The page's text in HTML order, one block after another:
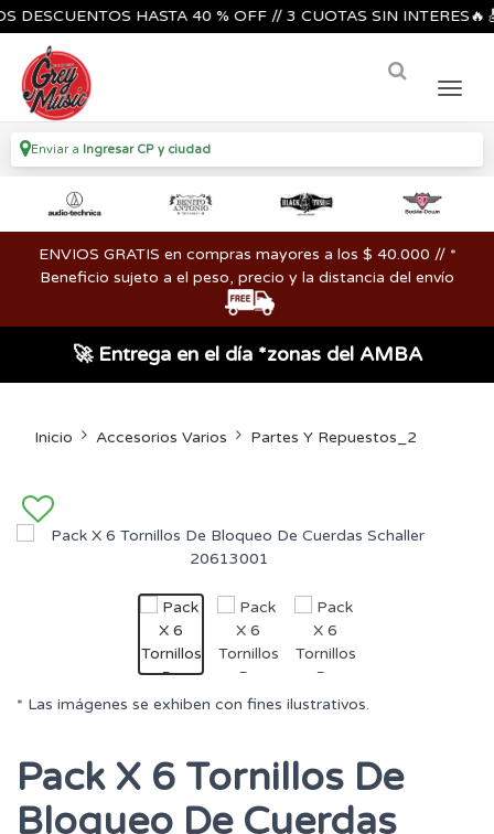
HASTA 40 % OFF // 3 CUOTAS SIN
Enviar a Ingresar CP y ciudad
ENVIOS GRATIS en compras mayores a los $ 40.000 // *
Beneficio sujeto a el peso, precio y la distancia del envío
🚀 Entrega en el día *zonas del AMBA
Inicio Accesorios Varios Partes Y Repuestos_2
* Las imágenes se exhiben con fines ilustrativos.
Pack X 6 Tornillos De
Bloqueo De Cuerdas